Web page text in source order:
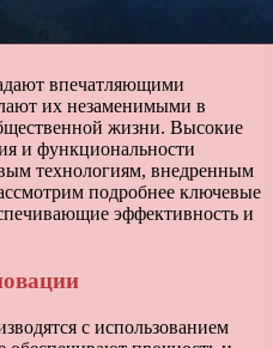
впечатляющими
их незаменимыми в
жизни. Высокие
и функциональности
технологиям, внедренным
подробнее ключевые
эффективность и
с использованием